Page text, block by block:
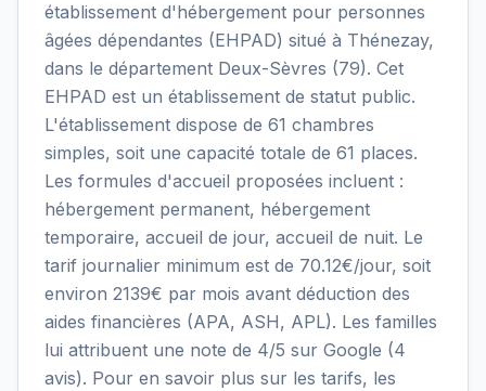
établissement d'hébergement pour personnes
âgées dépendantes (EHPAD) situé à Thénezay,
dans le département Deux-Sèvres (79). Cet
EHPAD est un établissement de statut public.
L'établissement dispose de 61 chambres
simples, soit une capacité totale de 61 places.
Les formules d'accueil proposées incluent :
hébergement permanent, hébergement
temporaire, accueil de jour, accueil de nuit. Le
tarif journalier minimum est de 70.12€/jour, soit
environ 2139€ par mois avant déduction des
aides financières (APA, ASH, APL). Les familles
lui attribuent une note de 4/5 sur Google (4
avis). Pour en savoir plus sur les tarifs, les